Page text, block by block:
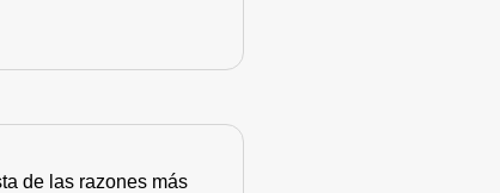
de las razones más